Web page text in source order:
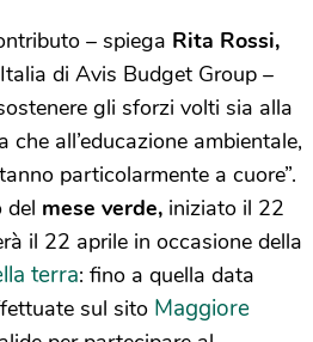
– spiega Rita Rossi,
di Avis Budget Group –
gli sforzi volti sia alla
che all’educazione ambientale,
particolarmente a cuore”.
del mese verde, iniziato il 22
il 22 aprile in occasione della
terra: fino a quella data
sul sito Maggiore